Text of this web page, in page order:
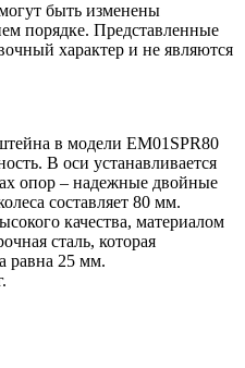
быть изменены
порядке. Представленные
характер и не являются
в модели EM01SPR80
В оси устанавливается
опор – надежные двойные
составляет 80 мм.
качества, материалом
сталь, которая
равна 25 мм.